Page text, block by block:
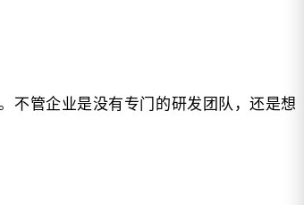
不管企业是没有专门的研发团队，还是想